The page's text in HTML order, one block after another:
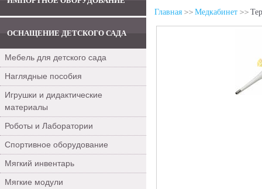
ОСНАЩЕНИЕ ДЕТСКОГО САДА
Мебель для детского сада
Наглядные пособия
Игрушки и дидактические
материалы
Роботы и Лаборатории
Спортивное оборудование
Мягкий инвентарь
Мягкие модули
Главная Медкабинет